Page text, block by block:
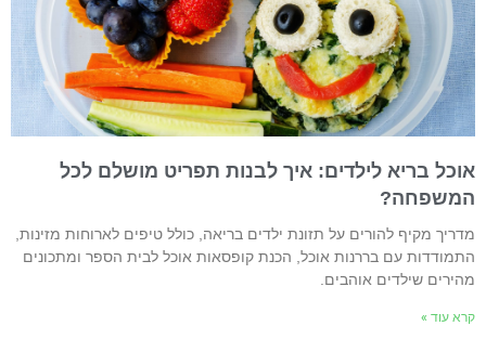
בריא לילדים: איך לבנות תפריט מושלם לכל
מקיף להורים על תזונת ילדים בריאה, כולל טיפים לארוחות מזינות,
עם בררנות אוכל, הכנת קופסאות אוכל לבית הספר ומתכונים
שילדים אוהבים.
עוד »